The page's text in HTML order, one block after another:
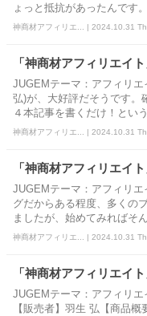
ょっと抵抗があったんです
神商材アフィリエ... | 2024.10.31
「神商材アフィリエイ
JUGEMテーマ：アフィリ
弘)が、大好評だそうです。
４本記事を書くだけ！とい
神商材アフィリエ... | 2024.10.31
「神商材アフィリエイ
JUGEMテーマ：アフィリ
グだからある程度、多くの
ましたが、始めてみればそ
神商材アフィリエ... | 2024.10.31
「神商材アフィリエイ
JUGEMテーマ：アフィリ
【販売者】羽生 弘【商品